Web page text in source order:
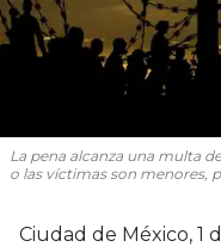
La pena alcanza una multa
o las víctimas son menores,
Ciudad de México, 1